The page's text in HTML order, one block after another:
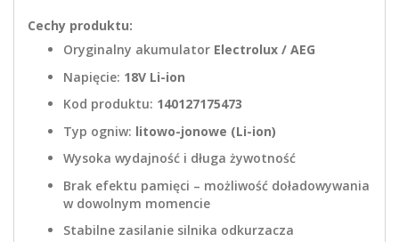
Cechy produktu:
Oryginalny akumulator Electrolux / AEG
Napięcie: 18V Li-ion
Kod produktu: 140127175473
Typ ogniw: litowo-jonowe (Li-ion)
Wysoka wydajność i długa żywotność
Brak efektu pamięci – możliwość doładowywania
w dowolnym momencie
Stabilne zasilanie silnika odkurzacza